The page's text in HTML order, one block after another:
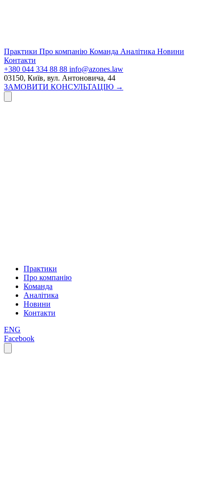
Практики Про компанію Команда Аналітика Новини
Контакти
+380 044 334 88 88 info@azones.law
03150, Київ, вул. Антоновича, 44
ЗАМОВИТИ КОНСУЛЬТАЦІЮ →
Практики
Про компанію
Команда
Аналітика
Новини
Контакти
ENG
Facebook